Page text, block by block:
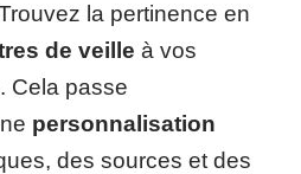
la pertinence en
de veille à vos
Cela passe
personnalisation
des sources et des